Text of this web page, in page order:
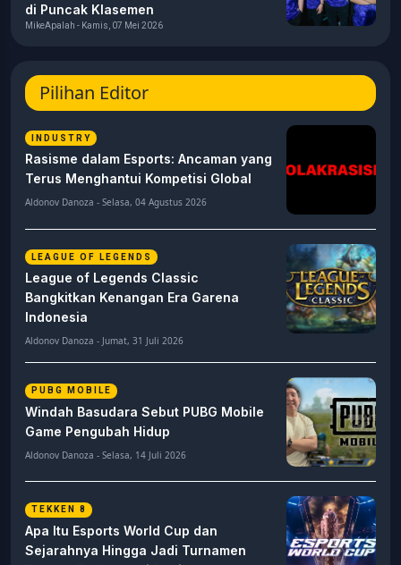
di Puncak Klasemen
MikeApalah - Kamis, 07 Mei 2026
Pilihan Editor
INDUSTRY
Rasisme dalam Esports: Ancaman yang
Terus Menghantui Kompetisi Global
Aldonov Danoza - Selasa, 04 Agustus 2026
LEAGUE OF LEGENDS
League of Legends Classic
Bangkitkan Kenangan Era Garena
Indonesia
Aldonov Danoza - Jumat, 31 Juli 2026
PUBG MOBILE
Windah Basudara Sebut PUBG Mobile
Game Pengubah Hidup
Aldonov Danoza - Selasa, 14 Juli 2026
TEKKEN 8
Apa Itu Esports World Cup dan
Sejarahnya Hingga Jadi Turnamen